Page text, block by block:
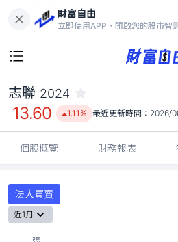
財富自由
立即使用APP，開啟您的股市智
13.60
1.11%
志聯 2024
13.60 1.11% 最近更新時間： 2026/
個股概覽 財務報表
法人買賣
近1月